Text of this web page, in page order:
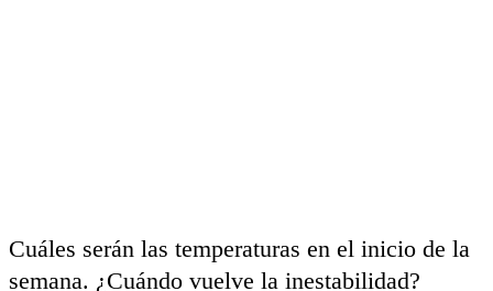
Cuáles serán las temperaturas en el inicio de la
semana. ¿Cuándo vuelve la inestabilidad?